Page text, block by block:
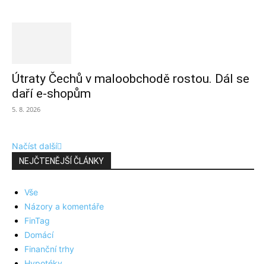
Útraty Čechů v maloobchodě rostou. Dál se
daří e-shopům
5. 8. 2026
Načíst další
NEJČTENĚJŠÍ ČLÁNKY
Vše
Názory a komentáře
FinTag
Domácí
Finanční trhy